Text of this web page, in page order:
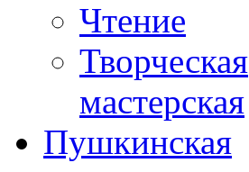
Чтение
Творческая
мастерская
Пушкинская